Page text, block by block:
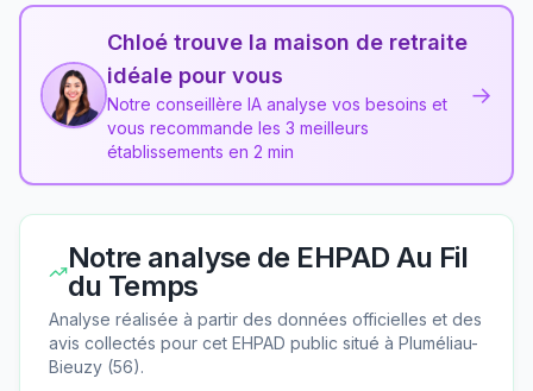
Chloé trouve la maison de retraite
idéale pour vous
Notre conseillère IA analyse vos besoins et
vous recommande les 3 meilleurs
établissements en 2 min
→
Notre analyse de EHPAD Au Fil
du Temps
Analyse réalisée à partir des données officielles et des
avis collectés pour cet EHPAD public situé à Pluméliau-
Bieuzy (56).